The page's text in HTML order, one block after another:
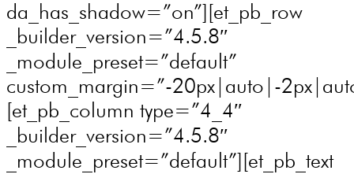
da_has_shadow=”on”][et_pb_row
_builder_version=”4.5.8″
_module_preset=”default”
custom_margin=”-20px|auto|-
[et_pb_column type=”4_4″
_builder_version=”4.5.8″
_module_preset=”default”][et_pb_text